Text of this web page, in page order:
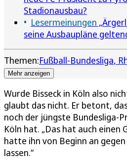
Stadionausbau?
Lesermeinungen
seine Ausbaupläne
Themen:Fußball-Bundesliga
Mehr anzeigen
Wurde Bisseck in Köln also
glaubt das nicht. Er betont,
noch der jüngste Bundesliga-
Köln hat. „Das hat auch einen
hatte ihn von Beginn an
lassen.“